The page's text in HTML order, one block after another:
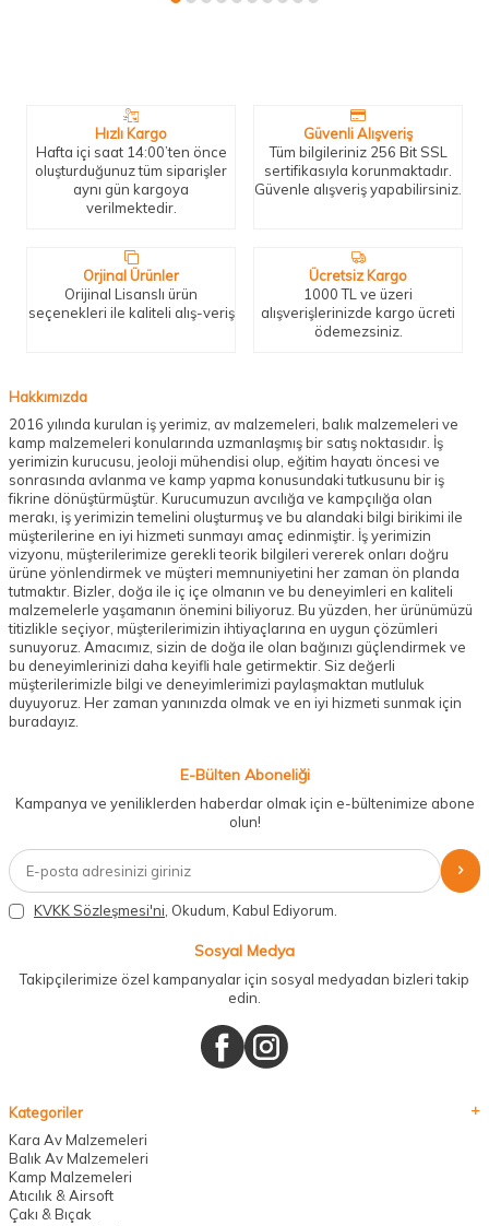
Hızlı Kargo
Hafta içi saat 14:00’ten önce
oluşturduğunuz tüm siparişler
aynı gün kargoya
verilmektedir.
Güvenli Alışveriş
Tüm bilgileriniz 256 Bit SSL
sertifikasıyla korunmaktadır.
Güvenle alışveriş yapabilirsiniz.
Orjinal Ürünler
Orijinal Lisanslı ürün
seçenekleri ile kaliteli alış-veriş
Ücretsiz Kargo
1000 TL ve üzeri
alışverişlerinizde kargo ücreti
ödemezsiniz.
Hakkımızda
2016 yılında kurulan iş yerimiz, av malzemeleri, balık malzemeleri ve
kamp malzemeleri konularında uzmanlaşmış bir satış noktasıdır. İş
yerimizin kurucusu, jeoloji mühendisi olup, eğitim hayatı öncesi ve
sonrasında avlanma ve kamp yapma konusundaki tutkusunu bir iş
fikrine dönüştürmüştür. Kurucumuzun avcılığa ve kampçılığa olan
merakı, iş yerimizin temelini oluşturmuş ve bu alandaki bilgi birikimi ile
müşterilerine en iyi hizmeti sunmayı amaç edinmiştir. İş yerimizin
vizyonu, müşterilerimize gerekli teorik bilgileri vererek onları doğru
ürüne yönlendirmek ve müşteri memnuniyetini her zaman ön planda
tutmaktır. Bizler, doğa ile iç içe olmanın ve bu deneyimleri en kaliteli
malzemelerle yaşamanın önemini biliyoruz. Bu yüzden, her ürünümüzü
titizlikle seçiyor, müşterilerimizin ihtiyaçlarına en uygun çözümleri
sunuyoruz. Amacımız, sizin de doğa ile olan bağınızı güçlendirmek ve
bu deneyimlerinizi daha keyifli hale getirmektir. Siz değerli
müşterilerimizle bilgi ve deneyimlerimizi paylaşmaktan mutluluk
duyuyoruz. Her zaman yanınızda olmak ve en iyi hizmeti sunmak için
buradayız.
E-Bülten Aboneliği
Kampanya ve yeniliklerden haberdar olmak için e-bültenimize abone
olun!
KVKK Sözleşmesi'ni , Okudum, Kabul Ediyorum.
Sosyal Medya
Takipçilerimize özel kampanyalar için sosyal medyadan bizleri takip
edin.
Kategoriler
Kara Av Malzemeleri
Balık Av Malzemeleri
Kamp Malzemeleri
Atıcılık & Airsoft
Çakı & Bıçak